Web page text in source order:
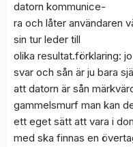
datorn kommunice-
ra och låter användaren
sin tur leder till
olika resultat.förklaring:
svar och sån är ju bara
att datorn är sån
gammelsmurf man kan
ett eget sätt att vara i
med ska finnas en